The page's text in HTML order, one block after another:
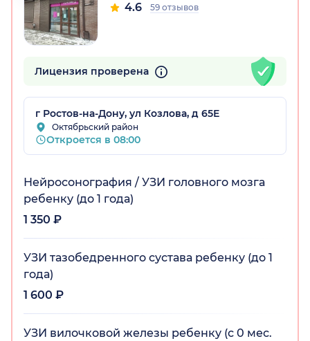
4.6 59 отзывов
Лицензия проверена
г Ростов-на-Дону, ул Козлова, д 65Е
Октябрьский район
Откроется в 08:00
Нейросонография / УЗИ головного мозга
ребенку (до 1 года)
1 350 ₽
УЗИ тазобедренного сустава ребенку (до 1
года)
1 600 ₽
УЗИ вилочковой железы ребенку (с 0 мес.